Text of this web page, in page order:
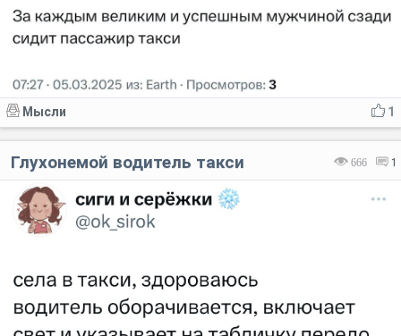
1
Мысли
666 1
Глухонемой водитель такси